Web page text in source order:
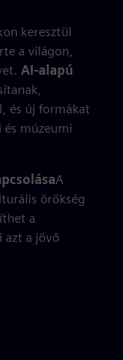
keresztül
a világon,
AI-alapú
és új formákat
múzeumi
A
örökség
a
azt a jövő